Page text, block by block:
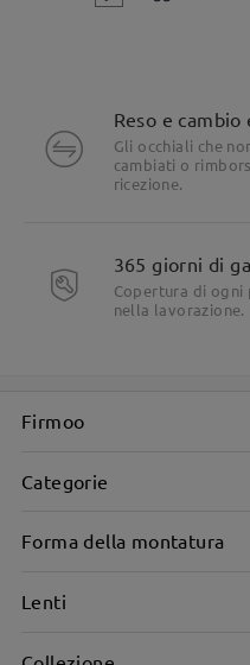
Reso e
Gli occhiali che
cambiati o
ricezione.
365 giorni di
Copertura di
nella lavorazione.
Firmoo
Categorie
Forma della montatura
Lenti